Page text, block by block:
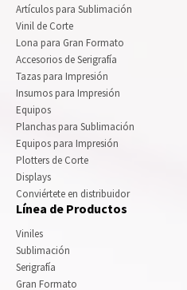
Artículos para Sublimación
Vinil de Corte
Lona para Gran Formato
Accesorios de Serigrafía
Tazas para Impresión
Insumos para Impresión
Equipos
Planchas para Sublimación
Equipos para Impresión
Plotters de Corte
Displays
Conviértete en distribuidor
Línea de Productos
Viniles
Sublimación
Serigrafía
Gran Formato